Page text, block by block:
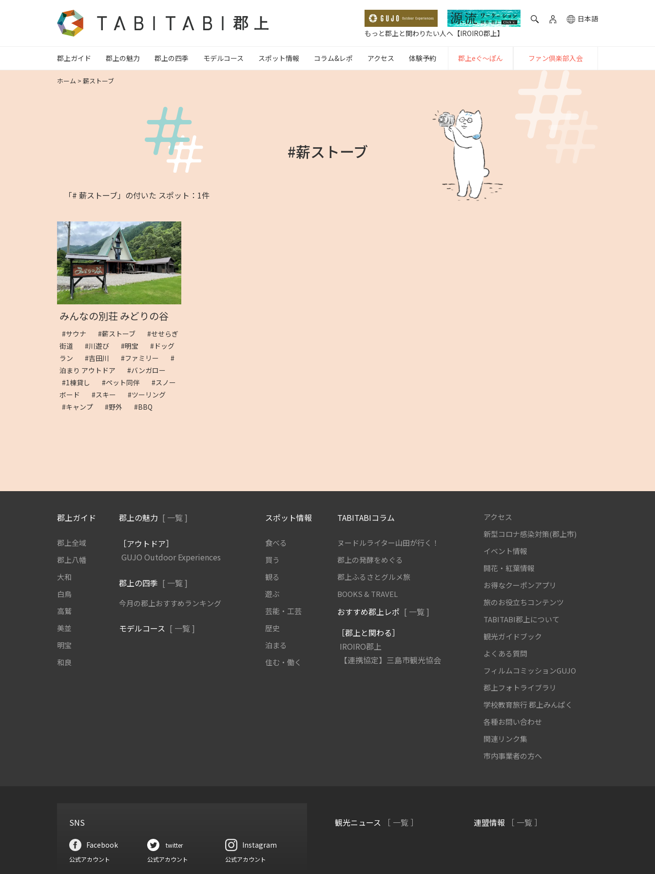
日本語
もっと郡上と関わりたい人へ【IROIRO郡上】
郡上ガイド 郡上の魅力 郡上の四季 モデルコース スポット情報 コラム&レポ アクセス 体験予約 郡上eぐ〜ぽん ファン倶楽部入会
ホーム > 薪ストーブ
#薪ストーブ
「# 薪ストーブ」の付いた スポット：1件
みんなの別荘 みどりの谷
#サウナ #薪ストーブ
#せせらぎ
街道
#川遊び #明宝
#ドッグ
ラン
#吉田川 #ファミリー
#
泊まり アウトドア
#バンガロー
#1棟貸し
#ペット同伴
#スノー
ボード
#スキー
#ツーリング
#キャンプ
#野外 #BBQ
郡上ガイド
郡上全域
郡上八幡
大和
白鳥
高鷲
美並
明宝
和良
郡上の魅力 [ 一覧 ]
［アウトドア］
GUJO Outdoor Experiences
郡上の四季 [ 一覧 ]
今月の郡上おすすめランキング
モデルコース [ 一覧 ]
スポット情報
食べる
買う
観る
遊ぶ
芸能・工芸
歴史
泊まる
住む・働く
TABITABIコラム
ヌードルライター山田が行く！
郡上の発酵をめぐる
郡上ふるさとグルメ旅
BOOKS & TRAVEL
おすすめ郡上レポ [ 一覧 ]
［郡上と関わる］
IROIRO郡上
【連携協定】三島市観光協会
アクセス
新型コロナ感染対策(郡上市)
イベント情報
開花・紅葉情報
お得なクーポンアプリ
旅のお役立ちコンテンツ
TABITABI郡上について
観光ガイドブック
よくある質問
フィルムコミッションGUJO
郡上フォトライブラリ
学校教育旅行郡上みんぱく
各種お問い合わせ
関連リンク集
市内事業者の方へ
SNS
Facebook
公式アカウント
twitter
公式アカウント
Instagram
公式アカウント
観光ニュース ［ 一覧 ］ 連盟情報 ［ 一覧 ］